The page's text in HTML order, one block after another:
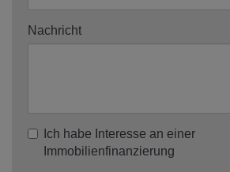
Nachricht
Ich habe Interesse an einer
Immobilienfinanzierung